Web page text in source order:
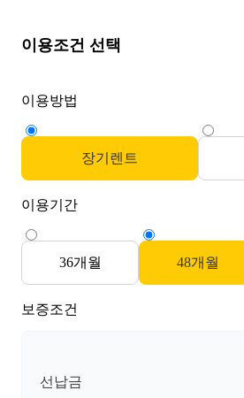
이용조건 선택
이용방법
장기렌트
이용기간
36개월 48개월
보증조건
선납금